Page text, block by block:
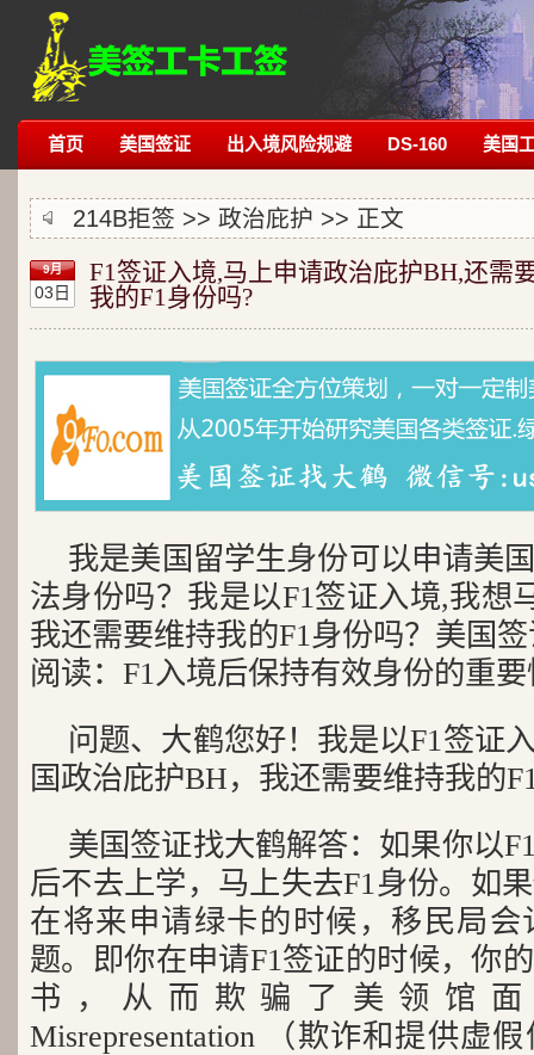
首页 美国签证 出入境风险规避 DS-160 美国
214B拒签 >> 政治庇护 >> 正文
9月
03日
F1签证入境,马上申请政治庇护BH,还需
我的F1身份吗?
我是美国留学生身份可以申请美
法身份吗？我是以F1签证入境,我想
我还需要维持我的F1身份吗？美国
阅读：F1入境后保持有效身份的重
问题、大鹤您好！我是以F1签证
国政治庇护BH，我还需要维持我的
美国签证找大鹤解答：如果你以
后不去上学，马上失去F1身份。如
在将来申请绿卡的时候，移民局
题。即你在申请F1签证的时候，你
书，从而欺骗了美领馆面
Misrepresentation （欺诈和提供虚